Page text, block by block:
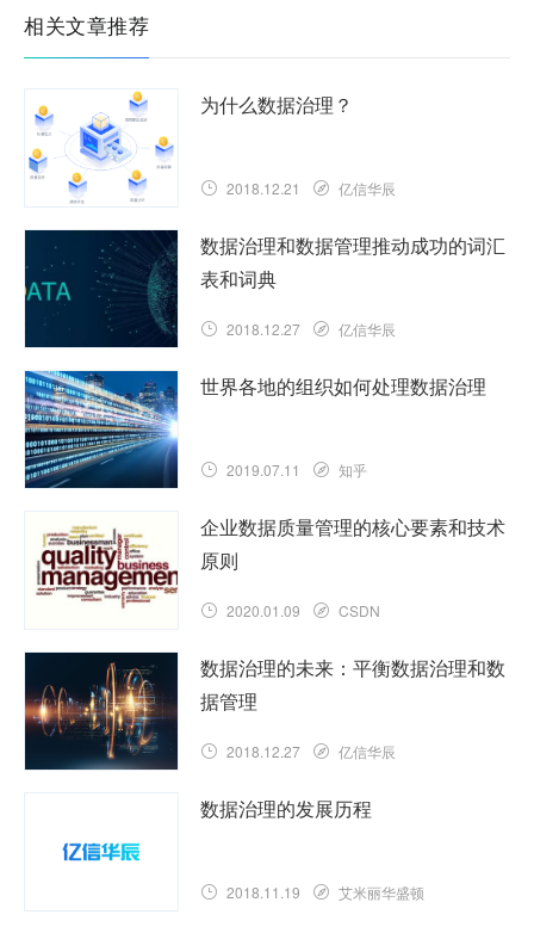
相关文章推荐
为什么数据治理？
2018.12.21 亿信华辰
数据治理和数据管理推动成功的词汇
表和词典
2018.12.27 亿信华辰
世界各地的组织如何处理数据治理
2019.07.11 知乎
企业数据质量管理的核心要素和技术
原则
2020.01.09 CSDN
数据治理的未来：平衡数据治理和数
据管理
2018.12.27 亿信华辰
数据治理的发展历程
2018.11.19 艾米丽华盛顿